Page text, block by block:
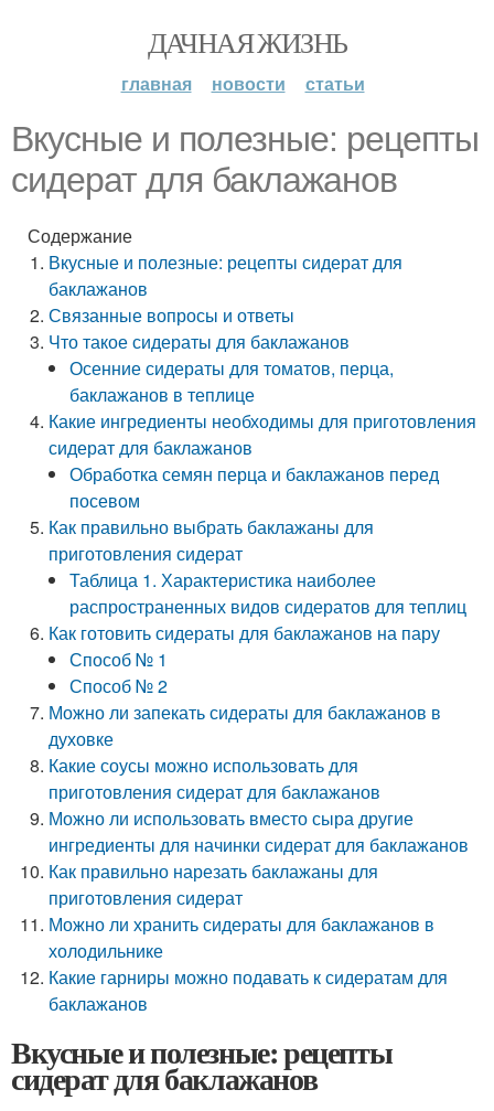
ДАЧНАЯ ЖИЗНЬ
главная новости статьи
Вкусные и полезные: рецепты
сидерат для баклажанов
Содержание
Вкусные и полезные: рецепты сидерат для
баклажанов
Связанные вопросы и ответы
Что такое сидераты для баклажанов
Осенние сидераты для томатов, перца,
баклажанов в теплице
Какие ингредиенты необходимы для приготовления
сидерат для баклажанов
Обработка семян перца и баклажанов перед
посевом
Как правильно выбрать баклажаны для
приготовления сидерат
Таблица 1. Характеристика наиболее
распространенных видов сидератов для теплиц
Как готовить сидераты для баклажанов на пару
Способ № 1
Способ № 2
Можно ли запекать сидераты для баклажанов в
духовке
Какие соусы можно использовать для
приготовления сидерат для баклажанов
Можно ли использовать вместо сыра другие
ингредиенты для начинки сидерат для баклажанов
Как правильно нарезать баклажаны для
приготовления сидерат
Можно ли хранить сидераты для баклажанов в
холодильнике
Какие гарниры можно подавать к сидератам для
баклажанов
Вкусные и полезные: рецепты
сидерат для баклажанов